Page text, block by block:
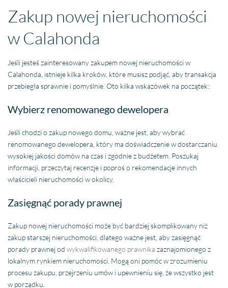
Zakup nowej nieruchomości
w Calahonda
Jeśli jesteś zainteresowany zakupem nowej nieruchomości w
Calahonda, istnieje kilka kroków, które musisz podjąć, aby transakcja
przebiegła sprawnie i pomyślnie. Oto kilka wskazówek na początek:
Wybierz renomowanego dewelopera
Jeśli chodzi o zakup nowego domu, ważne jest, aby wybrać
renomowanego dewelopera, który ma doświadczenie w dostarczaniu
wysokiej jakości domów na czas i zgodnie z budżetem. Poszukaj
informacji, przeczytaj recenzje i poproś o rekomendacje innych
właścicieli nieruchomości w okolicy.
Zasięgnąć porady prawnej
Zakup nowej nieruchomości może być bardziej skomplikowany niż
zakup starszej nieruchomości, dlatego ważne jest, aby zasięgnąć
porady prawnej odwykwalifikowanego prawnika zaznajomionego z
lokalnym rynkiem nieruchomości. Mogą oni pomóc w zrozumieniu
procesu zakupu, przejrzeniu umów i upewnieniu się, że wszystko jest
w porządku.